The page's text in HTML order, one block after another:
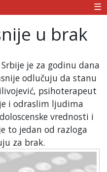
☰
u brak
je za godinu dana
odlučuju da stanu
psihoterapeut
i odraslim ljudima
vrednosti i
to jedan od razloga
za brak.